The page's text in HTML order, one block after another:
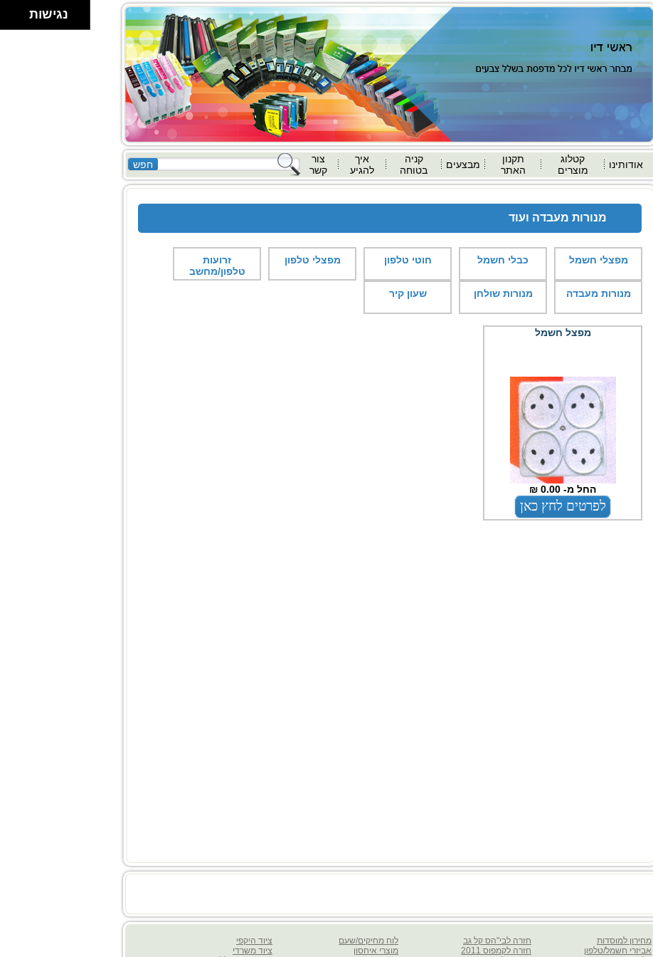
צור
קשר
איך
להגיע
קניה
בטוחה
מבצעים
תקנון
האתר
קטלוג
מוצרים
אודותינו
מנורות מעבדה ועוד
מפצלי חשמל כבלי חשמל חוטי טלפון מפצלי טלפון
זרועות
טלפון/מחשב
מנורות מעבדה
מנורות שולחן שעון קיר
מפצל חשמל
החל מ- 0.00 ₪
לפרטים לחץ כאן
מחירון למוסדות
אביזרי חשמל/טלפון
חזרה לבי"הס קל גב
חזרה לקמפוס 2011
לוח מחיקים/שעם
מוצרי איחסון
ציוד היקפי
ציוד משרדי
נגישות